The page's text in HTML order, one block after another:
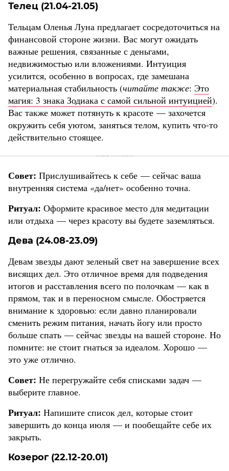
Телец (21.04-21.05)
Тельцам Оленья Луна предлагает сосредоточиться на
финансовой стороне жизни. Вас могут ожидать
важные решения, связанные с деньгами,
недвижимостью или вложениями. Интуиция
усилится, особенно в вопросах, где замешана
материальная стабильность (читайте также: Это
магия: 3 знака Зодиака с самой сильной интуицией).
Вас также может потянуть к красоте — захочется
окружить себя уютом, заняться телом, купить что-то
действительно стоящее.
Совет: Прислушивайтесь к себе — сейчас ваша
внутренняя система «да/нет» особенно точна.
Ритуал: Оформите красивое место для медитации
или отдыха — через красоту вы будете заземляться.
Дева (24.08-23.09)
Девам звезды дают зеленый свет на завершение всех
висящих дел. Это отличное время для подведения
итогов и расставления всего по полочкам — как в
прямом, так и в переносном смысле. Обостряется
внимание к здоровью: если давно планировали
сменить режим питания, начать йогу или просто
больше спать — сейчас звезды на вашей стороне. Но
помните: не стоит гнаться за идеалом. Хорошо —
это уже отлично.
Совет: Не перегружайте себя списками задач —
выберите главное.
Ритуал: Напишите список дел, которые стоит
завершить до конца июля — и пообещайте себе их
закрыть.
Козерог (22.12-20.01)